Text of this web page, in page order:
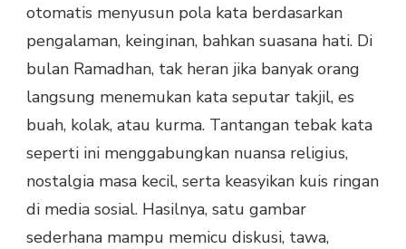
otomatis menyusun pola kata berdasarkan
pengalaman, keinginan, bahkan suasana hati. Di
bulan Ramadhan, tak heran jika banyak orang
langsung menemukan kata seputar takjil, es
buah, kolak, atau kurma. Tantangan tebak kata
seperti ini menggabungkan nuansa religius,
nostalgia masa kecil, serta keasyikan kuis ringan
di media sosial. Hasilnya, satu gambar
sederhana mampu memicu diskusi, tawa,